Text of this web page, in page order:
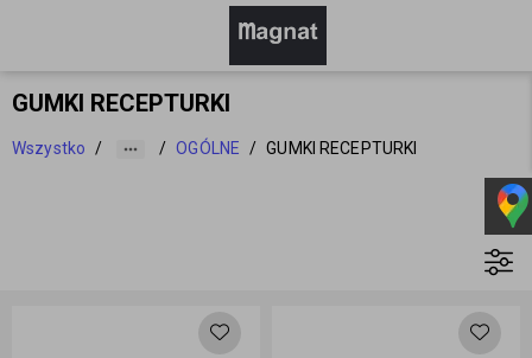
GUMKI RECEPTURKI
Wszystko / / OGÓLNE / GUMKI RECEPTURKI